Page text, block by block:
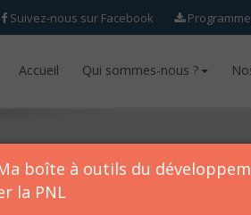
Suivez-nous sur Facebook
Accueil Qui sommes-nous ?
Accueil Qui sommes-nous ?
boîte à outils du
la PNL